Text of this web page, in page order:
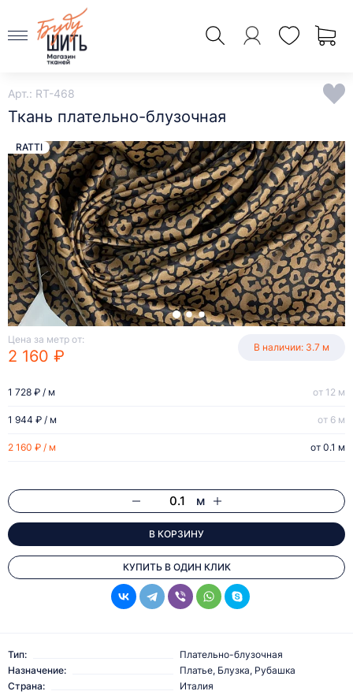
Арт.: RT-468
Ткань плательно-блузочная
Цена за метр от:
2 160 ₽ В наличии: 3.7 м
2 160 ₽ / м от 0.1 м
1 944 ₽ / м от 6 м
1 728 ₽ / м от 12 м
м
В КОРЗИНУ
КУПИТЬ В ОДИН КЛИК
RATTI
Тип:
Плательно-блузочная
Назначение:
Платье, Блузка, Рубашка
Страна:
Италия